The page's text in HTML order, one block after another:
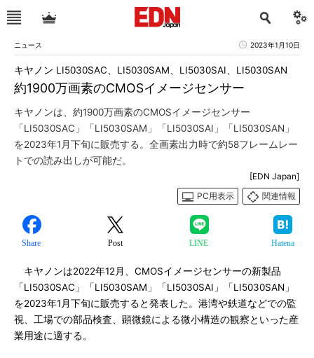
ニュース 2023年1月10日
約1900万画素のCMOSイメージセンサー
キヤノン LI5030SAC、LI5030SAM、LI5030SAI、LI5030SAN
キヤノンは、約1900万画素のCMOSイメージセンサー
「LI5030SAC」「LI5030SAM」「LI5030SAI」「LI5030SAN」
を2023年1月下旬に販売する。全画素出力時で約58フレームレー
トでの読み出しが可能だ。
[EDN Japan]
PC用表示
関連情報
Share Post LINE Hatena
キヤノンは2022年12月、CMOSイメージセンサーの新製品
「LI5030SAC」「LI5030SAM」「LI5030SAI」「LI5030SAN」
を2023年1月下旬に販売すると発表した。港湾や鉄道などでの監
視、工場での部品検査、顕微鏡による微小構造の観察といった産
業用途に適する。